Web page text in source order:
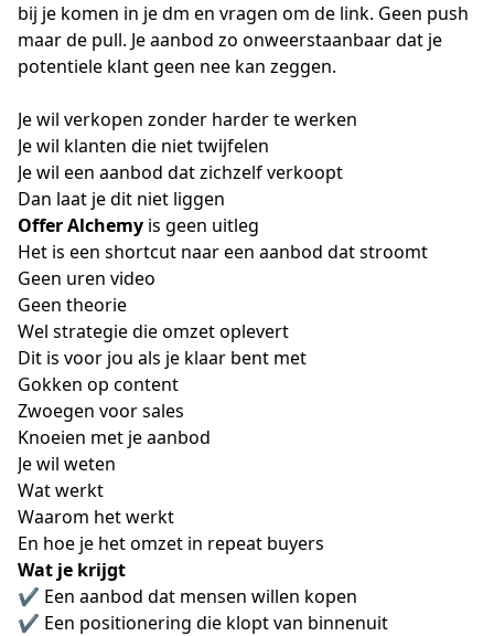
bij je komen in je dm en vragen om de link. Geen push
maar de pull. Je aanbod zo onweerstaanbaar dat je
potentiele klant geen nee kan zeggen.
Je wil verkopen zonder harder te werken
Je wil klanten die niet twijfelen
Je wil een aanbod dat zichzelf verkoopt
Dan laat je dit niet liggen
Offer Alchemy is geen uitleg
Het is een shortcut naar een aanbod dat stroomt
Geen uren video
Geen theorie
Wel strategie die omzet oplevert
Dit is voor jou als je klaar bent met
Gokken op content
Zwoegen voor sales
Knoeien met je aanbod
Je wil weten
Wat werkt
Waarom het werkt
En hoe je het omzet in repeat buyers
Wat je krijgt
✔️ Een aanbod dat mensen willen kopen
✔️ Een positionering die klopt van binnenuit